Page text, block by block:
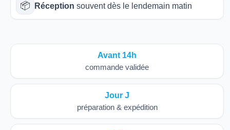
📦 Réception souvent dès le lendemain matin
Avant 14h
commande validée
Jour J
préparation & expédition